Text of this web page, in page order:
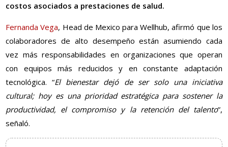
costos asociados a prestaciones de salud.
Fernanda Vega, Head de Mexico para Wellhub, afirmó que los
colaboradores de alto desempeño están asumiendo cada
vez más responsabilidades en organizaciones que operan
con equipos más reducidos y en constante adaptación
tecnológica. “El bienestar dejó de ser solo una iniciativa
cultural; hoy es una prioridad estratégica para sostener la
productividad, el compromiso y la retención del talento”,
señaló.